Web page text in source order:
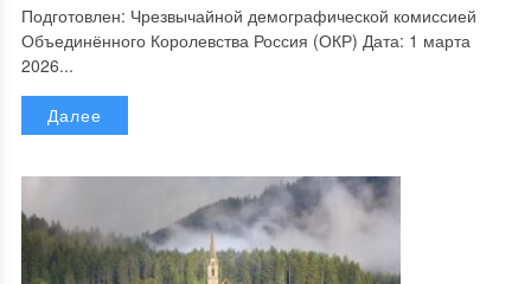
Подготовлен: Чрезвычайной демографической комиссией
Объединённого Королевства Россия (ОКР) Дата: 1 марта
2026...
Далее